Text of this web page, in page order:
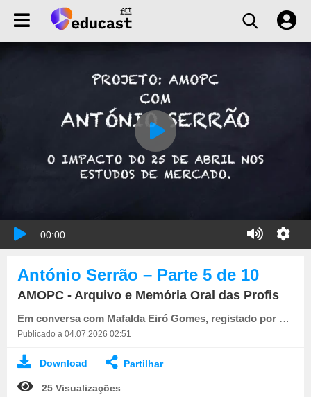
00:00
António Serrão – Parte 5 de 10
AMOPC - Arquivo e Memória Oral das Profissões da Comunicação
Em conversa com Mafalda Eiró Gomes, registado por Miguel Batista.
Publicado a 04.07.2026 02:51
Download Partilhar
25 Visualizações